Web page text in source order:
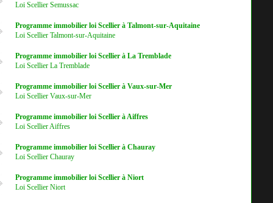
Loi Scellier Semussac
Programme immobilier loi Scellier à Talmont-sur-Aquitaine
Loi Scellier Talmont-sur-Aquitaine
Programme immobilier loi Scellier à La Tremblade
Loi Scellier La Tremblade
Programme immobilier loi Scellier à Vaux-sur-Mer
Loi Scellier Vaux-sur-Mer
Programme immobilier loi Scellier à Aiffres
Loi Scellier Aiffres
Programme immobilier loi Scellier à Chauray
Loi Scellier Chauray
Programme immobilier loi Scellier à Niort
Loi Scellier Niort